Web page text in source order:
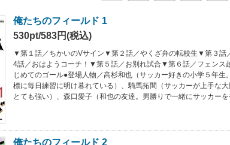
俺たちのフィールド 1
530pt/583円(税込)
▼第１話／ちかいのVサイン▼第２話／やくざ弁の転校生▼第３話
4話／おはようコーチ！▼第５話／お別れ試合▼第６話／フェンス
じめてのゴール●登場人物／高杉和也（サッカー好きの小学５年生
標に毎日練習に明け暮れている）、騎馬拓間（サッカーが上手な
とても強い）、森口愛子（和也の友達。男勝りで一緒にサッカーを
俺たちのフィールド 2